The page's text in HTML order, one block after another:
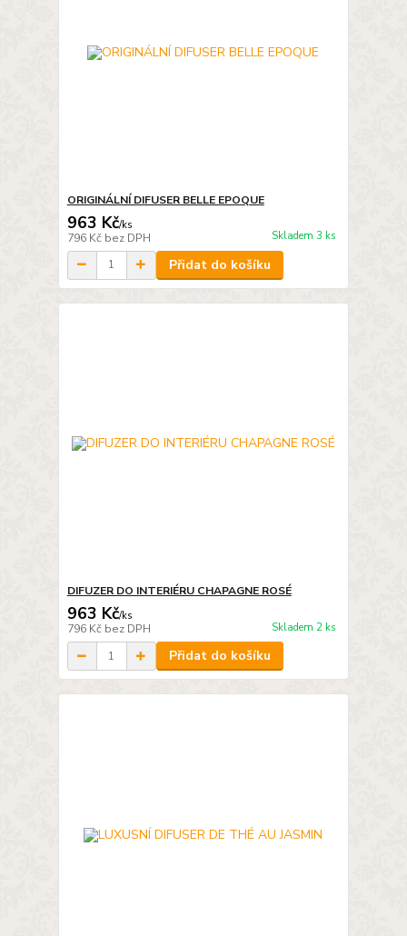
ORIGINÁLNÍ DIFUSER BELLE EPOQUE
963 Kč/ks
796 Kč bez DPH Skladem 3 ks
Přidat do košíku
DIFUZER DO INTERIÉRU CHAPAGNE ROSÉ
963 Kč/ks
796 Kč bez DPH Skladem 2 ks
Přidat do košíku